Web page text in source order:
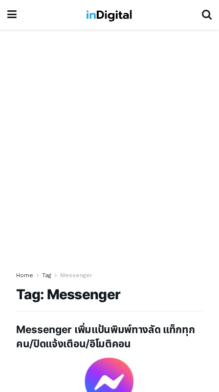
Home Tag Messenger
Tag: Messenger
Messenger เพิ่มแป้นพิมพ์ทางลัด แท็กทุก
คน/ปิดแจ้งเตือน/อิโมติคอน